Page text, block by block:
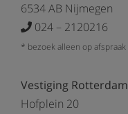
6534 AB Nijmegen
024 – 2120216
* bezoek alleen op afspraak
Vestiging
Hofplein 20